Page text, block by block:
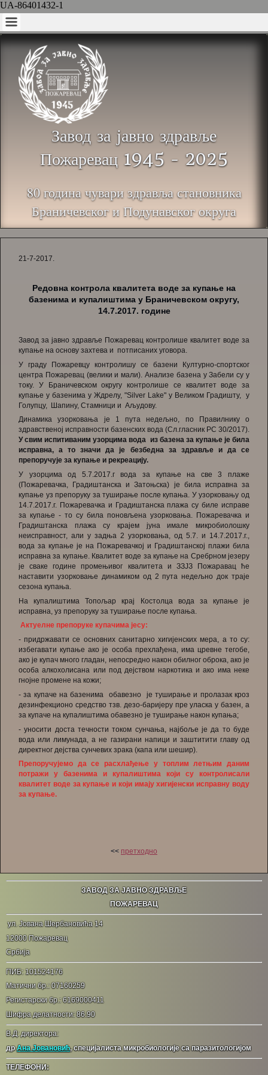
UA-86401432-1
Завод за јавно здравље
Пожаревац 1945 - 2025
80 година чувари здравља становника
Браничевског и Подунавског округа
21-7-2017.
Редовна контрола квалитета воде за купање на
базенима и купалиштима у Браничевском округу,
14.7.2017. године
Завод за јавно здравље Пожарeвац контролише квалитет воде за
купање на основу захтева и потписаних уговора.
У граду Пожаревцу контролишу се базени Културно-спортског
центра Пожаревац (велики и мали). Анализе базена у Забели су у
току. У Браничевском округу контролише се квалитет воде за
купање у базенима у Ждрелу, "Silver Lake" у Великом Градишту, у
Голупцу, Шапину, Стамници и Аљудову.
Динамика узорковања је 1 пута недељно, по Правилнику о
здравственој исправности базенских вода (Сл.гласник РС 30/2017).
У свим испитиваним узорцима вода из базена за купање је била
исправна, а то значи да је безбедна за здравље и да се
препоручује за купање и рекреацију.
У узорцима од 5.7.2017.г вода за купање на све 3 плаже
(Пожаревачка, Градиштанска и Затоњска) је била исправна за
купање уз препоруку за туширање после купања. У узорковању од
14.7.2017.г. Пожаревачка и Градиштанска плажа су биле исправе
за купање - то су била поновљена узорковања. Пожаревачка и
Градиштанска плажа су крајем јуна имале микробиолошку
неисправност, али у задња 2 узорковања, од 5.7. и 14.7.2017.г.,
вода за купање је на Пожаревачкој и Градиштанској плажи била
исправна за купање. Квалитет воде за купање на Сребрном језеру
је сваке године промењивог квалитета и ЗЗЈЗ Пожаравац ће
наставити узорковање динамиком од 2 пута недељно док траје
сезона купања.
На купалиштима Топољар крај Костолца вода за купање је
исправна, уз препоруку за туширање после купања.
Актуелне препоруке купачима јесу:
- придржавати се основних санитарно хигијенских мера, а то су:
избегавати купање ако је особа прехлађена, има цревне тегобе,
ако је купач много гладан, непосредно након обилног оброка, ако је
особа алкохолисана или под дејством наркотика и ако има неке
гнојне промене на кожи;
- за купаче на базенима обавезно је туширање и пролазак кроз
дезинфекционо средство тзв. дезо-баријеру пре уласка у базен, а
за купаче на купалиштима обавезно је туширање након купања;
- уносити доста течности током сунчања, најбоље је да то буде
вода или лимунада, а не газирани напици и заштитити главу од
директног дејства сунчевих зрака (капа или шешир).
Препоручујемо да се расхлађење у топлим летњим даним
потражи у базенима и купалиштима који су контролисали
квалитет воде за купање и који имају хигијенски исправну воду
за купање.
<< претходно
ЗАВОД ЗА ЈАВНО ЗДРАВЉЕ
ПОЖАРЕВАЦ
ул. Јована Шербановића 14
12000 Пожаревац
Србија
ПИБ: 101524176
Матични бр.: 07160259
Регистарски бр.: 6169000411
Шифра делатности: 86.90
В.Д: директора:
дрАна Јовановић, специјалиста микробиологије са паразитологијом
ТЕЛЕФОНИ: